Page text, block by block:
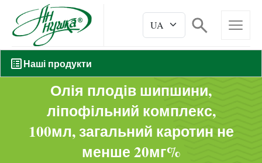
Наші продукти
Олія плодів шипшини,
ліпофільний комплекс,
100мл, загальний каротин не
менше 20мг%